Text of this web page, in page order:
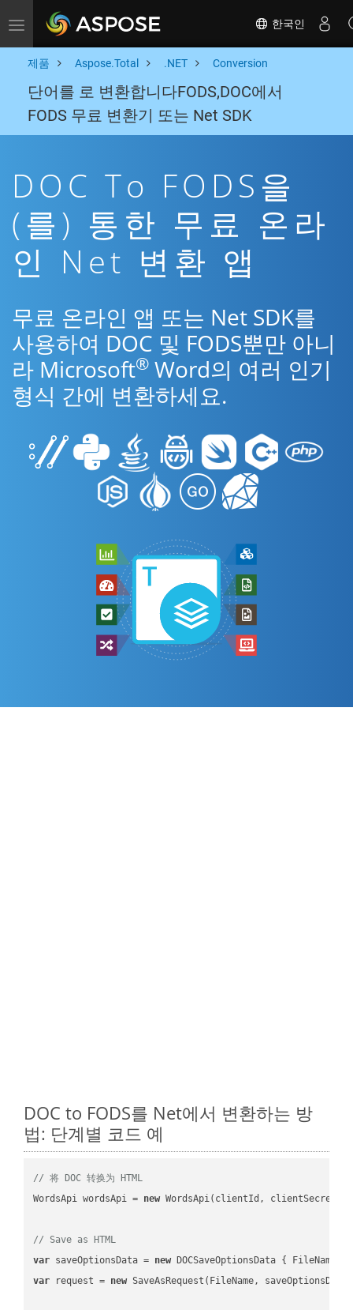
Toggle navigation 한국인
제품 Aspose.Total .NET Conversion
단어를 로 변환합니다FODS,DOC에서
FODS 무료 변환기 또는 Net SDK
DOC To FODS을
(를) 통한 무료 온라
인 Net 변환 앱
무료 온라인 앱 또는 Net SDK를
사용하여 DOC 및 FODS뿐만 아니
라 Microsoft® Word의 여러 인기
형식 간에 변환하세요.
DOC to FODS를 Net에서 변환하는 방
법: 단계별 코드 예
// 将 DOC 转换为 HTML
WordsApi wordsApi = new WordsApi(clientId, clientSecret);
// Save as HTML
var saveOptionsData = new DOCSaveOptionsData { FileName =
var request = new SaveAsRequest(FileName,